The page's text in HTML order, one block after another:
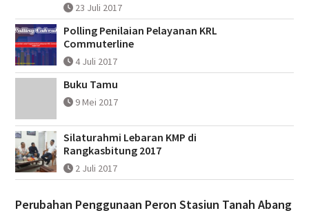
23 Juli 2017
Polling Penilaian Pelayanan KRL
Commuterline
4 Juli 2017
Buku Tamu
9 Mei 2017
Silaturahmi Lebaran KMP di
Rangkasbitung 2017
2 Juli 2017
Perubahan Penggunaan Peron Stasiun Tanah Abang